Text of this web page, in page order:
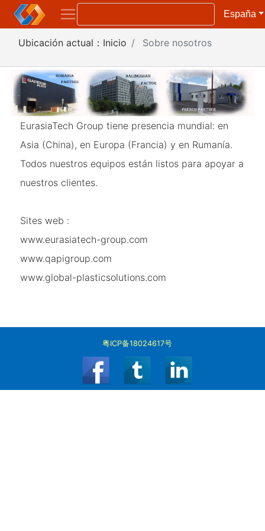
España
Ubicación actual： Inicio Sobre nosotros
EurasiaTech Group tiene presencia mundial: en
Asia (China), en Europa (Francia) y en Rumanía.
Todos nuestros equipos están listos para apoyar a
nuestros clientes.
Sites web :
www.eurasiatech-group.com
www.qapigroup.com
www.global-plasticsolutions.com
粤ICP备18024617号